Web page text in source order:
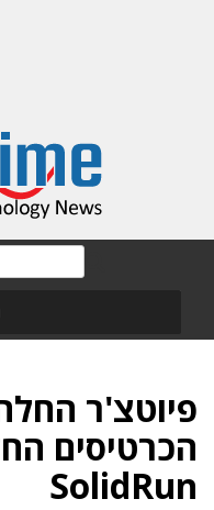
פיוטצ'ר
הכרטיסים
SolidRun